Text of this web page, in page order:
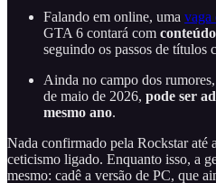
Falando em online, uma vaga
GTA 6 contará com
seguindo os passos de títulos
Ainda no campo dos
de maio de 2026, pode ser
mesmo ano.
Nada confirmado pela Rockstar até
ceticismo ligado. Enquanto isso, a
mesmo: cadê a versão de PC, que